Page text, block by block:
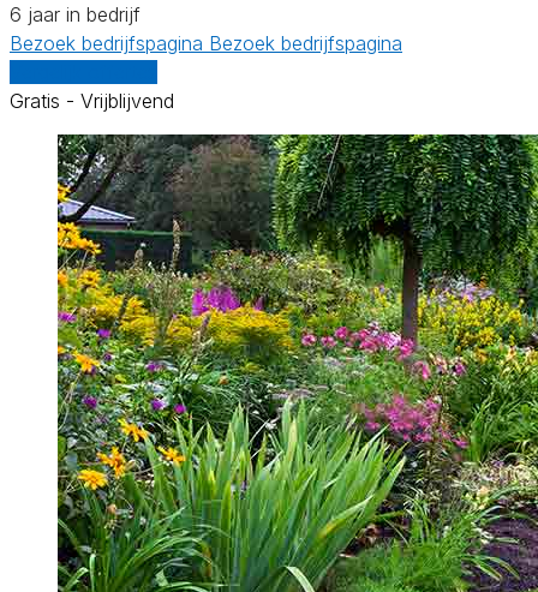
6 jaar in bedrijf
Bezoek bedrijfspagina Bezoek bedrijfspagina
Gratis - Vrijblijvend